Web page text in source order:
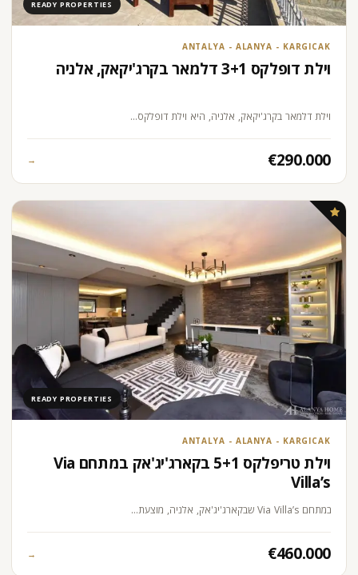
READY PROPERTIES
ANTALYA - ALANYA - KARGICAK
וילת דופלקס 3+1 דלמאר בקרג'יקאק, אלניה
וילת דלמאר בקרג'יקאק, אלניה, היא וילת דופלקס…
€290.000
→
READY PROPERTIES
ANTALYA - ALANYA - KARGICAK
וילת טריפלקס 5+1 בקארג'יג'אק במתחם Via
Villa’s
במתחם Via Villa’s שבקארג'יג'אק, אלניה, מוצעת…
€460.000
→